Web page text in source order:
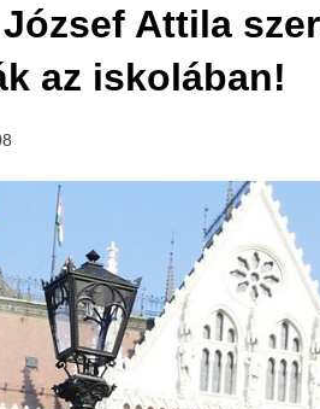
Attila
az iskolában!